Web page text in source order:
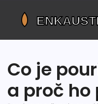
Co je
a proč